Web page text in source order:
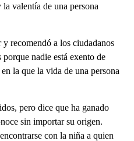
valentía de una persona
recomendó a los ciudadanos
nadie está exento de
la que la vida de una persona
pero dice que ha ganado
sin importar su origen.
con la niña a quien